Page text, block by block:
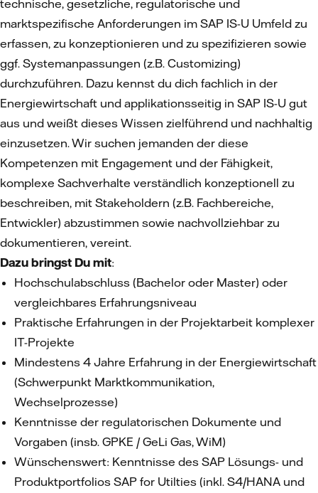
technische, gesetzliche, regulatorische und
marktspezifische Anforderungen im SAP IS-U Umfeld zu
erfassen, zu konzeptionieren und zu spezifizieren sowie
ggf. Systemanpassungen (z.B. Customizing)
durchzuführen. Dazu kennst du dich fachlich in der
Energiewirtschaft und applikationsseitig in SAP IS-U gut
aus und weißt dieses Wissen zielführend und nachhaltig
einzusetzen. Wir suchen jemanden der diese
Kompetenzen mit Engagement und der Fähigkeit,
komplexe Sachverhalte verständlich konzeptionell zu
beschreiben, mit Stakeholdern (z.B. Fachbereiche,
Entwickler) abzustimmen sowie nachvollziehbar zu
dokumentieren, vereint.
Dazu bringst Du mit:
Hochschulabschluss (Bachelor oder Master) oder
vergleichbares Erfahrungsniveau
Praktische Erfahrungen in der Projektarbeit komplexer
IT-Projekte
Mindestens 4 Jahre Erfahrung in der Energiewirtschaft
(Schwerpunkt Marktkommunikation,
Wechselprozesse)
Kenntnisse der regulatorischen Dokumente und
Vorgaben (insb. GPKE / GeLi Gas, WiM)
Wünschenswert: Kenntnisse des SAP Lösungs- und
Produktportfolios SAP for Utilties (inkl. S4/HANA und